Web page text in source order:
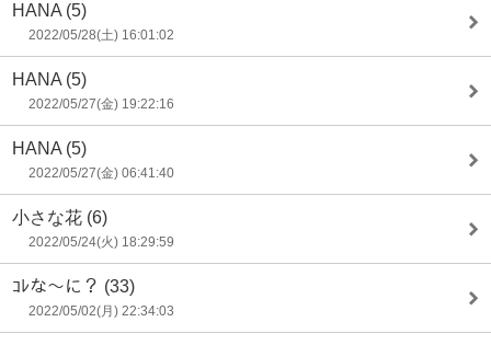
HANA (5)
2022/05/28(土) 16:01:02
HANA (5)
2022/05/27(金) 19:22:16
HANA (5)
2022/05/27(金) 06:41:40
小さな花 (6)
2022/05/24(火) 18:29:59
ｺﾚな〜に？ (33)
2022/05/02(月) 22:34:03